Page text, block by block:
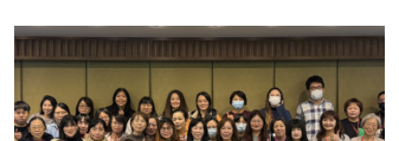
中亦師亦友的好夥伴，感謝他們對省商總會各項推廣活動的支持和
協助，未來繼續攜手為珠心算教育努力。 會議中報告了珠心算數學
委員會114年度珠算推廣工作外，也通過11..